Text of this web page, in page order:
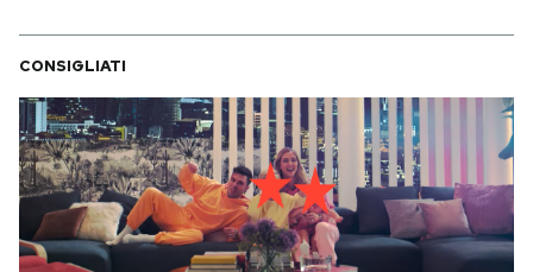
CONSIGLIATI